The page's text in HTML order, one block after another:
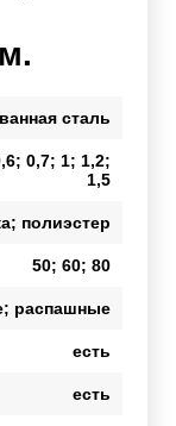
сталь
0,7; 1; 1,2;
1,5
полиэстер
50; 60; 80
распашные
есть
есть